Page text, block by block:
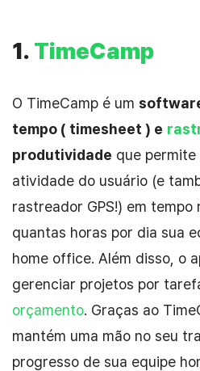
1. TimeCamp
O TimeCamp é um
tempo ( timesheet ) e
produtividade que permite
atividade do usuário (e
rastreador GPS!) em tempo
quantas horas por dia sua
home office. Além disso, o
gerenciar projetos por
orçamento. Graças ao
mantém uma mão no seu
progresso de sua equipe